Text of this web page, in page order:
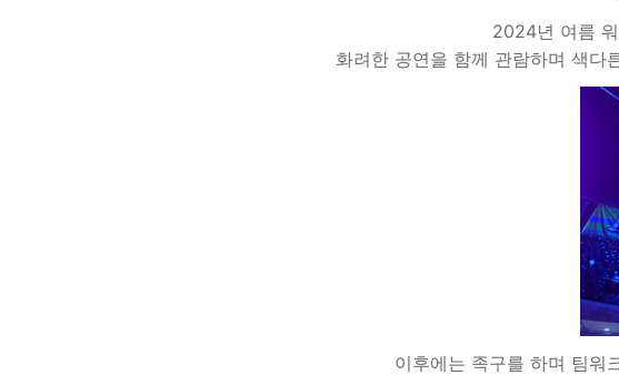
2024년 여름
화려한 공연을 함께 관람하며 색다
이후에는 족구를 하며 팀워